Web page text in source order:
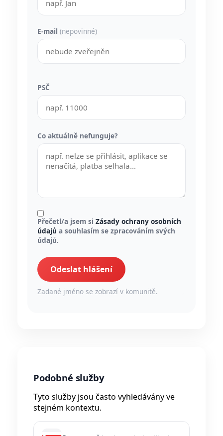
E-mail (nepovinné)
PSČ
Co aktuálně nefunguje?
Přečetl/a jsem si Zásady ochrany osobních
údajů a souhlasím se zpracováním svých
údajů.
Odeslat hlášení
Zadané jméno se zobrazí v komunitě.
Podobné služby
Tyto služby jsou často vyhledávány ve
stejném kontextu.